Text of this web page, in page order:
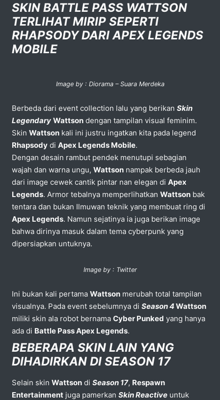
SKIN BATTLE PASS WATTSON
TERLIHAT MIRIP SEPERTI
RHAPSODY DARI APEX LEGENDS
MOBILE
Image by : Diorama – Suara Merdeka
Berbeda dari event collection lalu yang berikan Skin
Legendary Wattson dengan tampilan visual feminim.
Skin Wattson kali ini justru ingatkan kita pada legend
Rhapsody di Apex Legends Mobile.
Dengan desain rambut pendek menutupi sebagian
wajah dan warna ungu, Wattson nampak berbeda jauh
dari image cewek cantik pintar nan elegan di Apex
Legends. Armor tebalnya memperlihatkan Wattson bak
tentara dan bukan Ilmuwan teknik yang membuat ring di
Apex Legends. Namun sejatinya ia juga berikan image
bahwa dirinya masuk dalam tema cyberpunk yang
dipersiapkan untuknya.
Image by : Twitter
Ini bukan kali pertama Wattson merubah total tampilan
visualnya. Pada event sebelumnya di Season 4Wattson
miliki skin ala robot bernama Cyber Punked yang hanya
ada di Battle Pass Apex Legends.
BEBERAPA SKIN LAIN YANG
DIHADIRKAN DI SEASON 17
Selain skin Wattson di Season 17, Respawn
Entertainment juga pamerkan Skin Reactive untuk